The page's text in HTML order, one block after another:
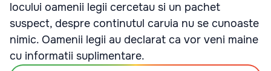
locului oamenii legii cercetau si un pachet
suspect, despre continutul caruia nu se cunoaste
nimic. Oamenii legii au declarat ca vor veni maine
cu informatii suplimentare.